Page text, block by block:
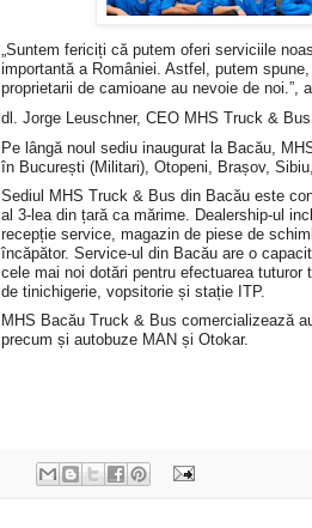
„Suntem fericiți că putem oferi serviciile
importantă a României. Astfel, putem
proprietarii de camioane au nevoie de noi.”,
dl. Jorge Leuschner, CEO MHS Truck & Bus.
Pe lângă noul sediu inaugurat la Bacău,
în București (Militari), Otopeni, Brașov,
Sediul MHS Truck & Bus din Bacău este
al 3-lea din țară ca mărime. Dealership-ul
recepție service, magazin de piese de
încăpător. Service-ul din Bacău are o
cele mai noi dotări pentru efectuarea tuturor
de tinichigerie, vopsitorie și stație ITP.
MHS Bacău Truck & Bus comercializează
precum și autobuze MAN și Otokar.